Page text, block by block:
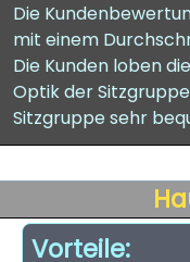
Die
mit einem
Die Kunden loben
Optik der
Sitzgruppe sehr
Vorteile: